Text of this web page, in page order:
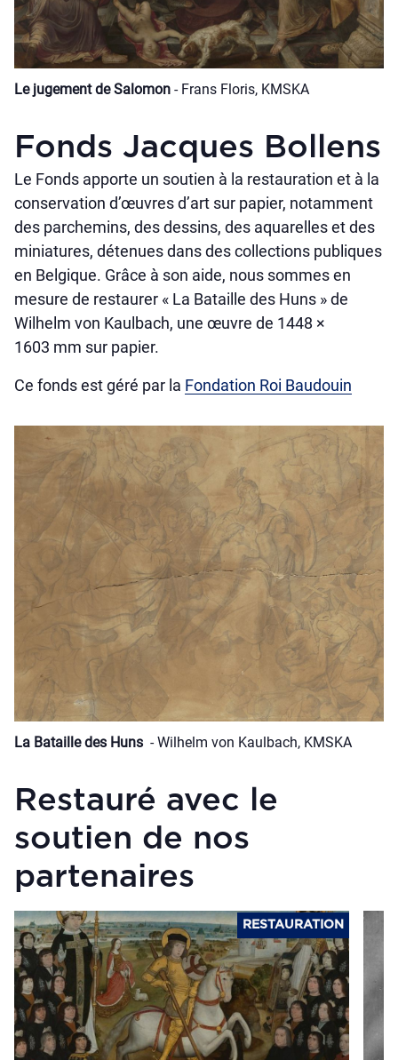
Le jugement de Salomon - Frans Floris, KMSKA
Fonds Jacques Bollens
Le Fonds apporte un soutien à la restauration et à la
conservation d’œuvres d’art sur papier, notamment
des parchemins, des dessins, des aquarelles et des
miniatures, détenues dans des collections publiques
en Belgique. Grâce à son aide, nous sommes en
mesure de restaurer « La Bataille des Huns » de
Wilhelm von Kaulbach, une œuvre de 1448 ×
1603 mm sur papier.
Ce fonds est géré par la Fondation Roi Baudouin
La Bataille des Huns - Wilhelm von Kaulbach, KMSKA
Restauré avec le
soutien de nos
partenaires
RESTAURATION